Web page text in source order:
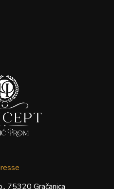
75320 Gračanica